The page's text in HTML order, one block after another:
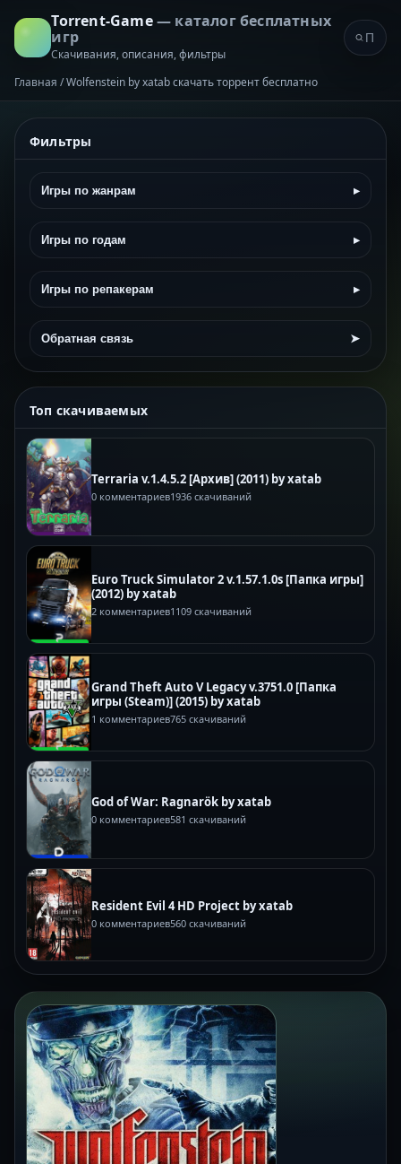
Torrent-Game— каталог бесплатных
игр
Скачивания, описания, фильтры
Главная /Wolfenstein by xatab скачать торрент бесплатно
Фильтры
Игры по жанрам ▸
Игры по годам ▸
Игры по репакерам ▸
Обратная связь ➤
Топ скачиваемых
Terraria v.1.4.5.2 [Архив] (2011) by xatab
0 комментариев1936 скачиваний
Euro Truck Simulator 2 v.1.57.1.0s [Папка игры]
(2012) by xatab
2 комментариев1109 скачиваний
Grand Theft Auto V Legacy v.3751.0 [Папка
игры (Steam)] (2015) by xatab
1 комментариев765 скачиваний
God of War: Ragnarök by xatab
0 комментариев581 скачиваний
Resident Evil 4 HD Project by xatab
0 комментариев560 скачиваний